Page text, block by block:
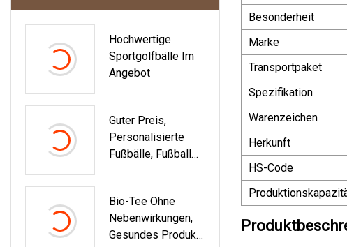
Hochwertige
Sportgolfbälle Im
Angebot
Guter Preis,
Personalisierte
Fußbälle, Fußball
Sport
Bio-Tee Ohne
Nebenwirkungen,
Gesundes Produkt
Besonderheit
Marke
Transportpaket
Spezifikation
Warenzeichen
Herkunft
HS-Code